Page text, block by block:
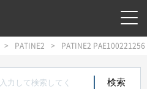
PATINE2 PATINE2 PAE100221256